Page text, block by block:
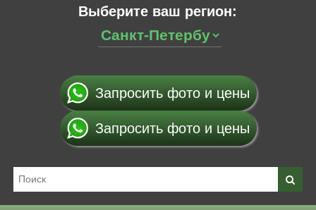
Выберите ваш регион:
Запросить фото и цены
Запросить фото и цены